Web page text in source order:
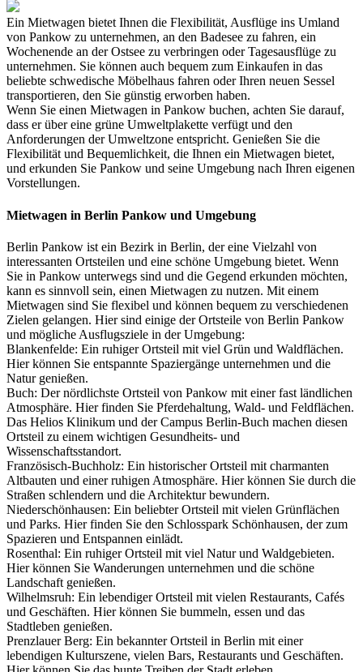
Ein Mietwagen bietet Ihnen die Flexibilität, Ausflüge ins Umland
von Pankow zu unternehmen, an den Badesee zu fahren, ein
Wochenende an der Ostsee zu verbringen oder Tagesausflüge zu
unternehmen. Sie können auch bequem zum Einkaufen in das
beliebte schwedische Möbelhaus fahren oder Ihren neuen Sessel
transportieren, den Sie günstig erworben haben.
Wenn Sie einen Mietwagen in Pankow buchen, achten Sie darauf,
dass er über eine grüne Umweltplakette verfügt und den
Anforderungen der Umweltzone entspricht. Genießen Sie die
Flexibilität und Bequemlichkeit, die Ihnen ein Mietwagen bietet,
und erkunden Sie Pankow und seine Umgebung nach Ihren eigenen
Vorstellungen.
Mietwagen in Berlin Pankow und Umgebung
Berlin Pankow ist ein Bezirk in Berlin, der eine Vielzahl von
interessanten Ortsteilen und eine schöne Umgebung bietet. Wenn
Sie in Pankow unterwegs sind und die Gegend erkunden möchten,
kann es sinnvoll sein, einen Mietwagen zu nutzen. Mit einem
Mietwagen sind Sie flexibel und können bequem zu verschiedenen
Zielen gelangen. Hier sind einige der Ortsteile von Berlin Pankow
und mögliche Ausflugsziele in der Umgebung:
Blankenfelde: Ein ruhiger Ortsteil mit viel Grün und Waldflächen.
Hier können Sie entspannte Spaziergänge unternehmen und die
Natur genießen.
Buch: Der nördlichste Ortsteil von Pankow mit einer fast ländlichen
Atmosphäre. Hier finden Sie Pferdehaltung, Wald- und Feldflächen.
Das Helios Klinikum und der Campus Berlin-Buch machen diesen
Ortsteil zu einem wichtigen Gesundheits- und
Wissenschaftsstandort.
Französisch-Buchholz: Ein historischer Ortsteil mit charmanten
Altbauten und einer ruhigen Atmosphäre. Hier können Sie durch die
Straßen schlendern und die Architektur bewundern.
Niederschönhausen: Ein beliebter Ortsteil mit vielen Grünflächen
und Parks. Hier finden Sie den Schlosspark Schönhausen, der zum
Spazieren und Entspannen einlädt.
Rosenthal: Ein ruhiger Ortsteil mit viel Natur und Waldgebieten.
Hier können Sie Wanderungen unternehmen und die schöne
Landschaft genießen.
Wilhelmsruh: Ein lebendiger Ortsteil mit vielen Restaurants, Cafés
und Geschäften. Hier können Sie bummeln, essen und das
Stadtleben genießen.
Prenzlauer Berg: Ein bekannter Ortsteil in Berlin mit einer
lebendigen Kulturszene, vielen Bars, Restaurants und Geschäften.